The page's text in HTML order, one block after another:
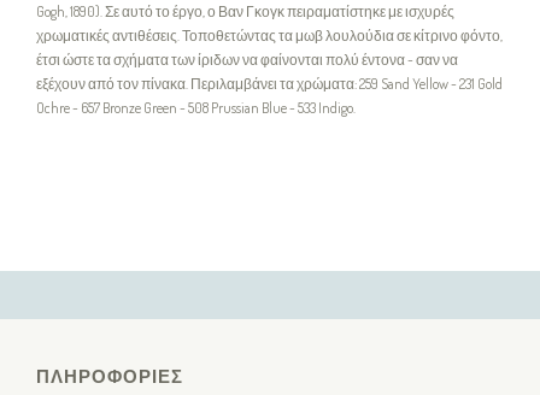
Gogh, 1890). Σε αυτό το έργο, ο Βαν Γκογκ πειραματίστηκε με ισχυρές
χρωματικές αντιθέσεις. Τοποθετώντας τα μωβ λουλούδια σε κίτρινο φόντο,
έτσι ώστε τα σχήματα των ίριδων να φαίνονται πολύ έντονα - σαν να
εξέχουν από τον πίνακα. Περιλαμβάνει τα χρώματα: 259 Sand Yellow - 231 Gold
Ochre - 657 Bronze Green - 508 Prussian Blue - 533 Indigo.
ΠΛΗΡΟΦΟΡΊΕΣ